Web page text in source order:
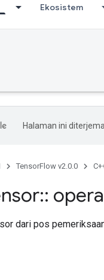
Ekosistem
Halaman ini
TensorFlow v2.0.0
::
dari pos